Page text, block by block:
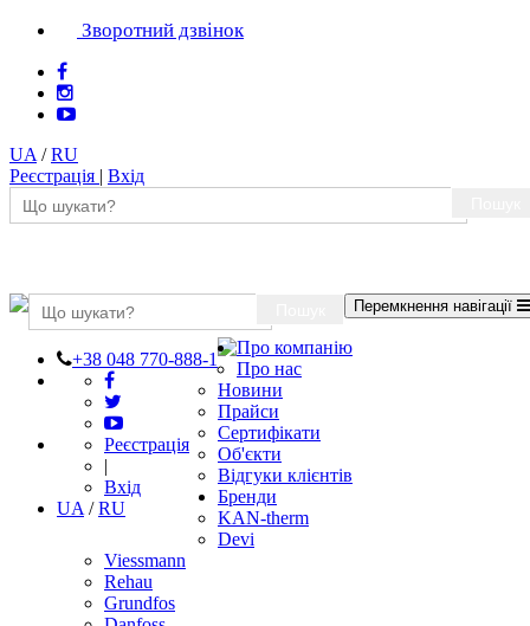
Зворотний дзвінок
UA /RU
Реєстрація | Вхід
+38 048 770-888-1
Реєстрація
|
Вхід
UA /RU
Перемкнення навігації
Про компанію
Про нас
Новини
Прайси
Сертифікати
Об'єкти
Відгуки клієнтів
Бренди
KAN-therm
Devi
Viessmann
Rehau
Grundfos